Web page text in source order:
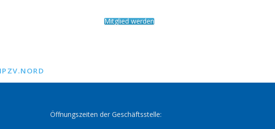
Mitglied werden
Öffnungszeiten der Geschäftsstelle: